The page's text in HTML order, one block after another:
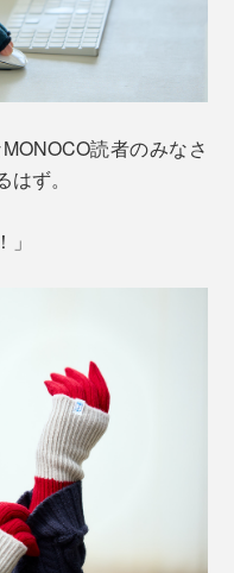
読者のみなさ
ず。